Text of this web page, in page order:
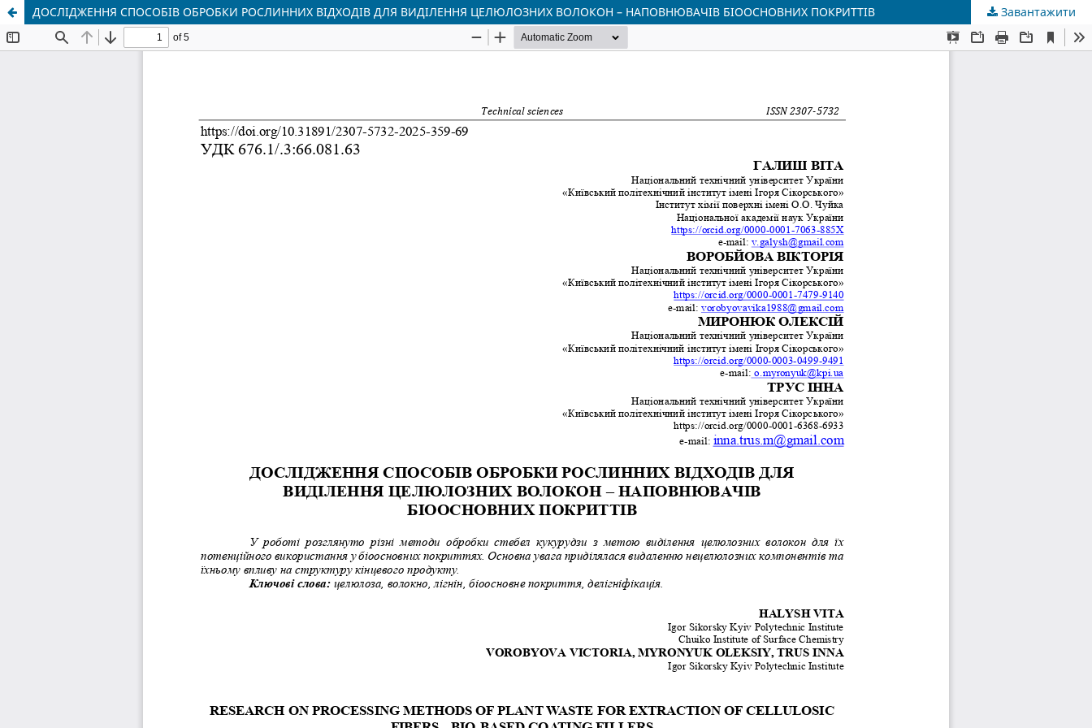
ДОСЛІДЖЕННЯ СПОСОБІВ ОБРОБКИ РОСЛИННИХ ВІДХОДІВ ДЛЯ ВИДІЛЕННЯ ЦЕЛЮЛОЗНИХ ВОЛОКОН – НАПОВНЮВАЧІВ БІООСНОВНИХ ПОКРИТТІВ Завантажити